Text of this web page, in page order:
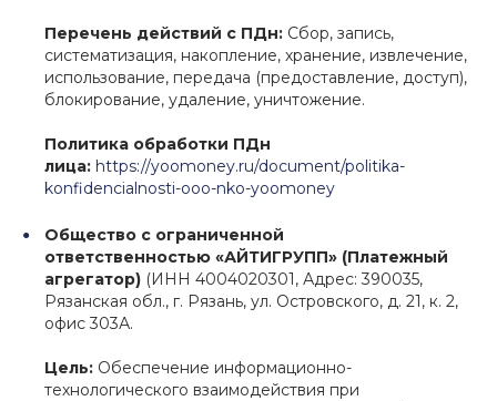
Перечень действий с ПДн: Сбор, запись,
систематизация, накопление, хранение, извлечение,
использование, передача (предоставление, доступ),
блокирование, удаление, уничтожение.
Политика обработки ПДн
лица: https://yoomoney.ru/document/politika-
konfidencialnosti-ooo-nko-yoomoney
Общество с ограниченной
ответственностью «АЙТИГРУПП» (Платежный
агрегатор) (ИНН 4004020301, Адрес: 390035,
Рязанская обл., г. Рязань, ул. Островского, д. 21, к. 2,
офис 303А.
Цель: Обеспечение информационно-
технологического взаимодействия при